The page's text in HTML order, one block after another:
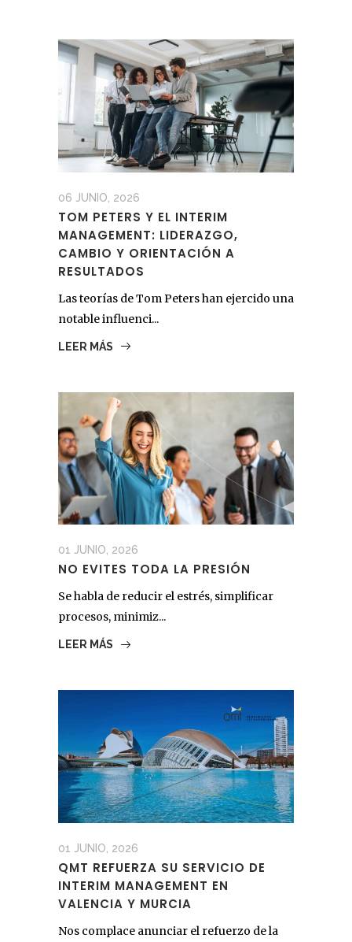
06 JUNIO, 2026
TOM PETERS Y EL INTERIM
MANAGEMENT: LIDERAZGO,
CAMBIO Y ORIENTACIÓN A
RESULTADOS
Las teorías de Tom Peters han ejercido una
notable influenci...
LEER MÁS
01 JUNIO, 2026
NO EVITES TODA LA PRESIÓN
Se habla de reducir el estrés, simplificar
procesos, minimiz...
LEER MÁS
01 JUNIO, 2026
QMT REFUERZA SU SERVICIO DE
INTERIM MANAGEMENT EN
VALENCIA Y MURCIA
Nos complace anunciar el refuerzo de la